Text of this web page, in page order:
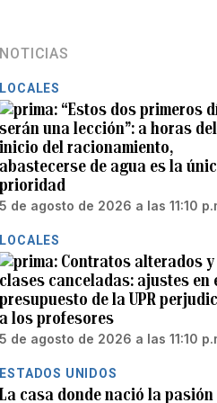
NOTICIAS
LOCALES
“Estos dos primeros
serán una lección”: a horas del
inicio del racionamiento,
abastecerse de agua es la
prioridad
5 de agosto de 2026 a las 11:10
LOCALES
Contratos alterados y
clases canceladas: ajustes en
presupuesto de la UPR
a los profesores
5 de agosto de 2026 a las 11:10
ESTADOS UNIDOS
La casa donde nació la pasión